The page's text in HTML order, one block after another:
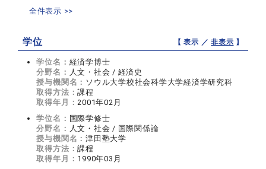
全件表示 >>
学位 【 表示 ／非表示 】
学位名： 経済学博士
分野名： 人文・社会 / 経済史
授与機関名： ソウル大学校社会科学大学経済学研究科
取得方法：課程
取得年月： 2001年02月
学位名： 国際学修士
分野名： 人文・社会 / 国際関係論
授与機関名：津田塾大学
取得方法：課程
取得年月： 1990年03月